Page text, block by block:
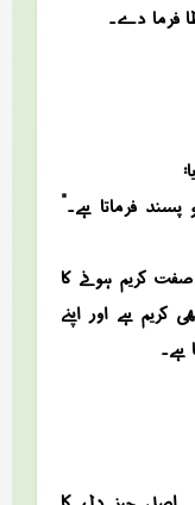
فرما دے۔
پسند فرماتا ہے۔”
کریم ہونے کا
کریم ہے اور اپنے
ہے۔